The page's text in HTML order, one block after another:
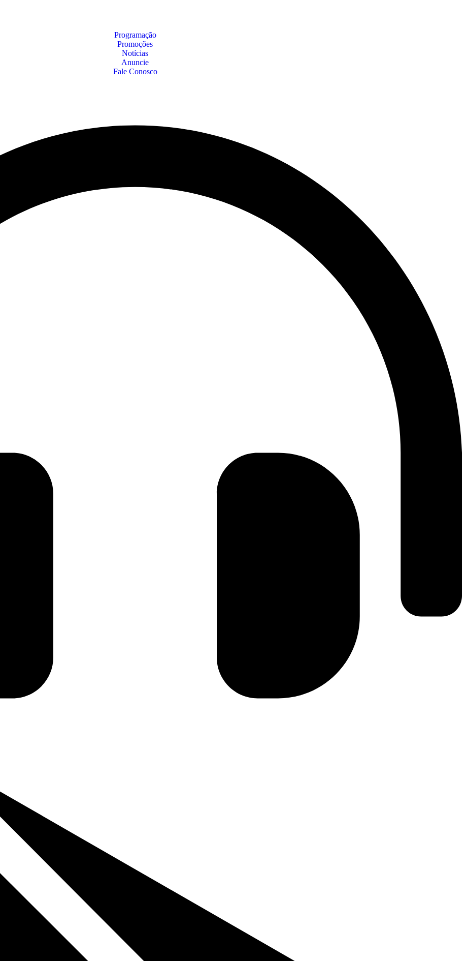
Programação
Promoções
Notícias
Anuncie
Fale Conosco